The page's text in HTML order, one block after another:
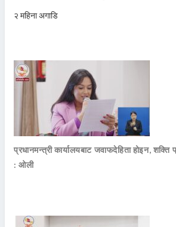
२ महिना अगाडि
प्रधानमन्त्री कार्यालयबाट जवाफदेहिता होइन,
: ओली